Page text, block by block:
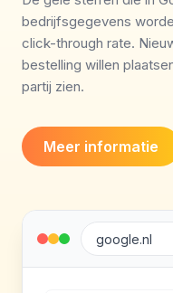
bedrijfsgegevens
click-through rate.
bestelling willen
partij zien.
Meer informatie
google.nl